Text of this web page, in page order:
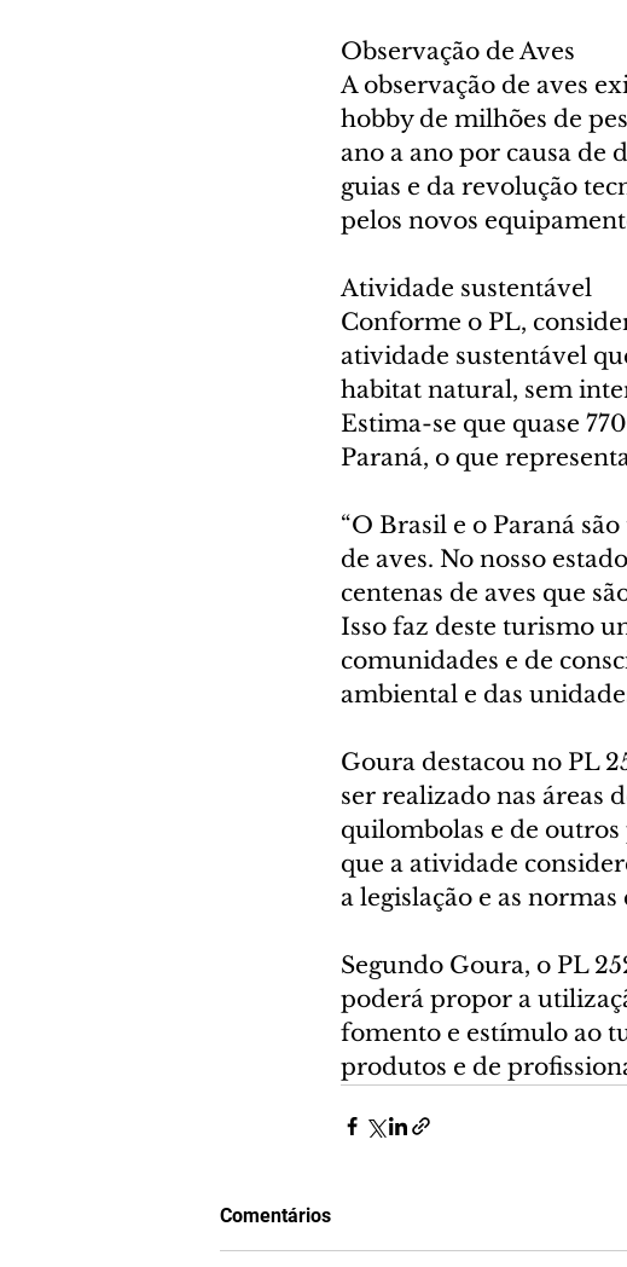
Observação de Aves
A observação de aves
hobby de milhões de
ano a ano por causa de
guias e da revolução
pelos novos
Atividade sustentável
Conforme o PL,
atividade sustentável
habitat natural, sem
Estima-se que quase
Paraná, o que
“O Brasil e o Paraná
de aves. No nosso
centenas de aves que
Isso faz deste turismo
comunidades e de
ambiental e das
Goura destacou no PL
ser realizado nas áreas
quilombolas e de
que a atividade
a legislação e as
Segundo Goura, o PL
poderá propor a
fomento e estímulo ao
produtos e de
Comentários